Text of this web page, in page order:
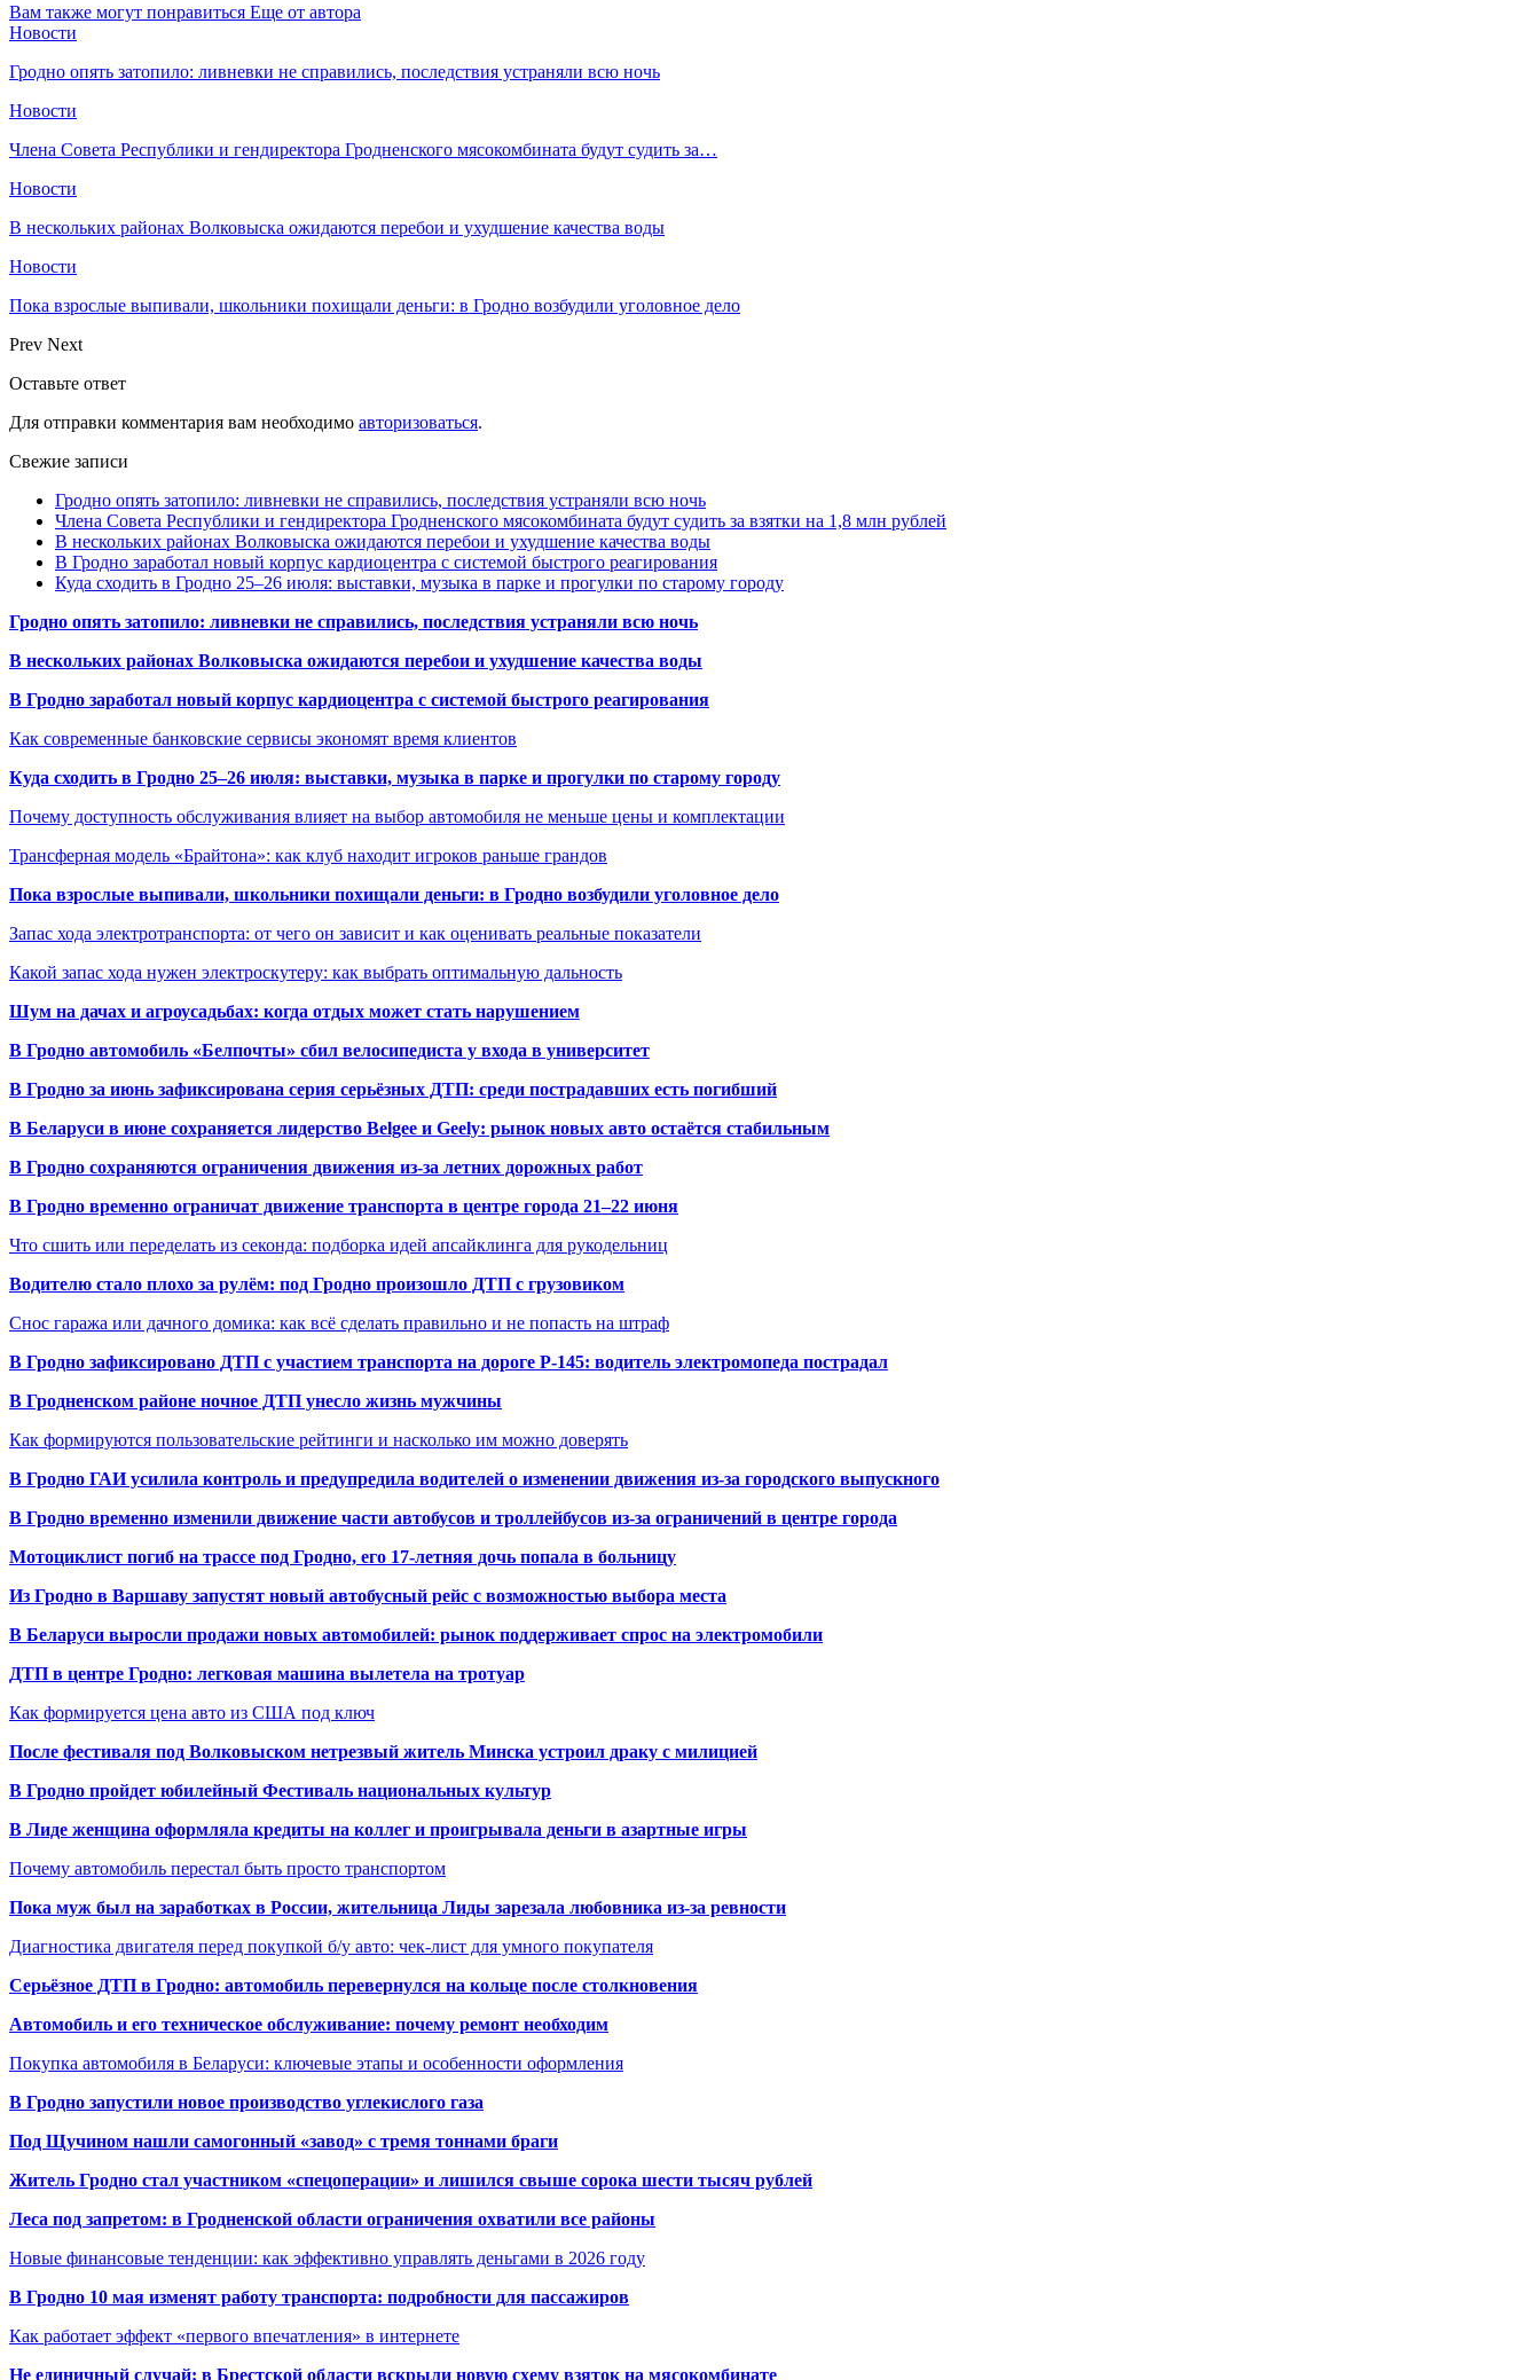
Вам также могут понравиться Еще от автора
Новости
Гродно опять затопило: ливневки не справились, последствия устраняли всю ночь
Новости
Члена Совета Республики и гендиректора Гродненского мясокомбината будут судить за…
Новости
В нескольких районах Волковыска ожидаются перебои и ухудшение качества воды
Новости
Пока взрослые выпивали, школьники похищали деньги: в Гродно возбудили уголовное дело
Prev Next
Оставьте ответ
Для отправки комментария вам необходимо авторизоваться.
Свежие записи
Гродно опять затопило: ливневки не справились, последствия устраняли всю ночь
Члена Совета Республики и гендиректора Гродненского мясокомбината будут судить за взятки на 1,8 млн рублей
В нескольких районах Волковыска ожидаются перебои и ухудшение качества воды
В Гродно заработал новый корпус кардиоцентра с системой быстрого реагирования
Куда сходить в Гродно 25–26 июля: выставки, музыка в парке и прогулки по старому городу
Гродно опять затопило: ливневки не справились, последствия устраняли всю ночь
В нескольких районах Волковыска ожидаются перебои и ухудшение качества воды
В Гродно заработал новый корпус кардиоцентра с системой быстрого реагирования
Как современные банковские сервисы экономят время клиентов
Куда сходить в Гродно 25–26 июля: выставки, музыка в парке и прогулки по старому городу
Почему доступность обслуживания влияет на выбор автомобиля не меньше цены и комплектации
Трансферная модель «Брайтона»: как клуб находит игроков раньше грандов
Пока взрослые выпивали, школьники похищали деньги: в Гродно возбудили уголовное дело
Запас хода электротранспорта: от чего он зависит и как оценивать реальные показатели
Какой запас хода нужен электроскутеру: как выбрать оптимальную дальность
Шум на дачах и агроусадьбах: когда отдых может стать нарушением
В Гродно автомобиль «Белпочты» сбил велосипедиста у входа в университет
В Гродно за июнь зафиксирована серия серьёзных ДТП: среди пострадавших есть погибший
В Беларуси в июне сохраняется лидерство Belgee и Geely: рынок новых авто остаётся стабильным
В Гродно сохраняются ограничения движения из-за летних дорожных работ
В Гродно временно ограничат движение транспорта в центре города 21–22 июня
Что сшить или переделать из секонда: подборка идей апсайклинга для рукодельниц
Водителю стало плохо за рулём: под Гродно произошло ДТП с грузовиком
Снос гаража или дачного домика: как всё сделать правильно и не попасть на штраф
В Гродно зафиксировано ДТП с участием транспорта на дороге Р-145: водитель электромопеда пострадал
В Гродненском районе ночное ДТП унесло жизнь мужчины
Как формируются пользовательские рейтинги и насколько им можно доверять
В Гродно ГАИ усилила контроль и предупредила водителей о изменении движения из-за городского выпускного
В Гродно временно изменили движение части автобусов и троллейбусов из-за ограничений в центре города
Мотоциклист погиб на трассе под Гродно, его 17-летняя дочь попала в больницу
Из Гродно в Варшаву запустят новый автобусный рейс с возможностью выбора места
В Беларуси выросли продажи новых автомобилей: рынок поддерживает спрос на электромобили
ДТП в центре Гродно: легковая машина вылетела на тротуар
Как формируется цена авто из США под ключ
После фестиваля под Волковыском нетрезвый житель Минска устроил драку с милицией
В Гродно пройдет юбилейный Фестиваль национальных культур
В Лиде женщина оформляла кредиты на коллег и проигрывала деньги в азартные игры
Почему автомобиль перестал быть просто транспортом
Пока муж был на заработках в России, жительница Лиды зарезала любовника из-за ревности
Диагностика двигателя перед покупкой б/у авто: чек-лист для умного покупателя
Серьёзное ДТП в Гродно: автомобиль перевернулся на кольце после столкновения
Автомобиль и его техническое обслуживание: почему ремонт необходим
Покупка автомобиля в Беларуси: ключевые этапы и особенности оформления
В Гродно запустили новое производство углекислого газа
Под Щучином нашли самогонный «завод» с тремя тоннами браги
Житель Гродно стал участником «спецоперации» и лишился свыше сорока шести тысяч рублей
Леса под запретом: в Гродненской области ограничения охватили все районы
Новые финансовые тенденции: как эффективно управлять деньгами в 2026 году
В Гродно 10 мая изменят работу транспорта: подробности для пассажиров
Как работает эффект «первого впечатления» в интернете
Не единичный случай: в Брестской области вскрыли новую схему взяток на мясокомбинате